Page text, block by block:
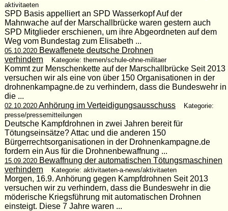
aktivitaeten
SPD Basis appelliert an SPD Wasserkopf Auf der
Mahnwache auf der Marschallbrücke waren gestern auch
SPD Mitglieder erschienen, um ihre Abgeordneten auf dem
Weg vom Bundestag zum Elisabeth ...
05.10.2020Bewaffenete deutsche Drohnen
verhindern
Kategorie: themen/schule-ohne-militaer
Kommt zur Menschenkette auf der Marschallbrücke Seit 2013
versuchen wir als eine von über 150 Organisationen in der
drohnenkampagne.de zu verhindern, dass die Bundeswehr in
die ...
02.10.2020Anhörung im Verteidigungsausschuss
Kategorie:
presse/pressemitteilungen
Deutsche Kampfdrohnen in zwei Jahren bereit für
Tötungseinsätze? Attac und die anderen 150
Bürgerrechtsorganisationen in der Drohnenkampagne.de
fordern ein Aus für die Drohnenbewaffnung ...
15.09.2020Bewaffnung der automatischen Tötungsmaschinen
verhindern
Kategorie: aktivitaeten-a-news/aktivitaeten
Morgen, 16.9. Anhörung gegen Kampfdrohnen Seit 2013
versuchen wir zu verhindern, dass die Bundeswehr in die
möderische Kriegsführung mit automatischen Drohnen
einsteigt. Diese 7 Jahre waren ...